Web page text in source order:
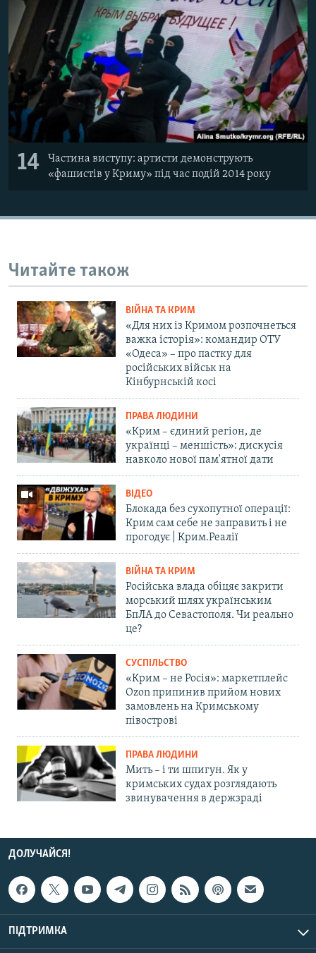
14
Частина виступу: артисти демонструють
«фашистів у Криму» під час подій 2014 року
Читайте також
ВІЙНА ТА КРИМ
«Для них із Кримом розпочнеться
важка історія»: командир ОТУ
«Одеса» – про пастку для
російських військ на
Кінбурнській косі
ПРАВА ЛЮДИНИ
«Крим – єдиний регіон, де
українці – меншість»: дискусія
навколо нової пам'ятної дати
ВІДЕО
Блокада без сухопутної операції:
Крим сам себе не заправить і не
прогодує | Крим.Реалії
ВІЙНА ТА КРИМ
Російська влада обіцяє закрити
морський шлях українським
БпЛА до Севастополя. Чи реально
це?
СУСПІЛЬСТВО
«Крим – не Росія»: маркетплейс
Ozon припинив прийом нових
замовлень на Кримському
півострові
ПРАВА ЛЮДИНИ
Мить – і ти шпигун. Як у
кримських судах розглядають
звинувачення в держзраді
ДОЛУЧАЙСЯ!
ПІДТРИМКА